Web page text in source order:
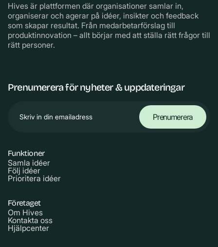
Hives är plattformen där organisationer samlar in,
organiserar och agerar på idéer, insikter och feedback
som skapar resultat. Från medarbetarförslag till
produktinnovation – allt börjar med att ställa rätt frågor till
rätt personer.
Prenumerera för nyheter & uppdateringar
Funktioner
Samla idéer
Följ idéer
Prioritera idéer
Företaget
Om Hives
Kontakta oss
Hjälpcenter